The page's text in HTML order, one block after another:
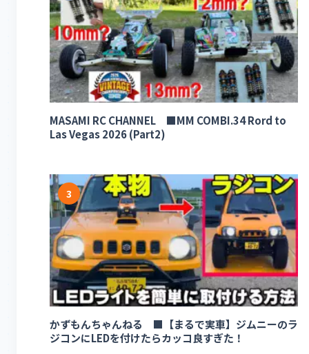
MASAMI RC CHANNEL ■MM COMBI.34 Rord to
Las Vegas 2026 (Part2)
3
かずもんちゃんねる ■【まるで実車】ジムニーのラ
ジコンにLEDを付けたらカッコ良すぎた！